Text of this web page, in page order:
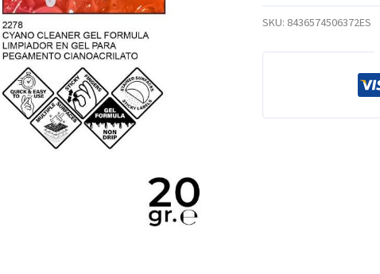
SKU: 8436574506372ES